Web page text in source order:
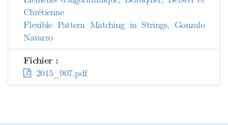
Chrétienne
Flexible Pattern Matching in Strings, Gonzalo
Navarro
Fichier :
2015_907.pdf